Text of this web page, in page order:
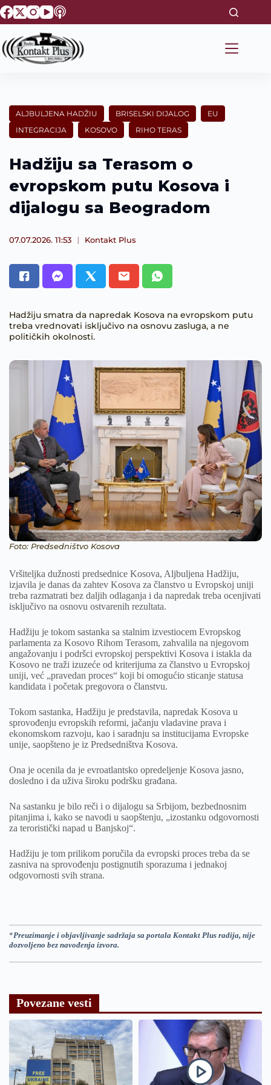
S
k
p
t
n
ALJBULJENA HADŽIU BRISELSKI DIJALOG
EU
INTEGRACIJA
KOSOVO RIHO TERAS
Hadžiju sa Terasom o
evropskom putu Kosova i
dijalogu sa Beogradom
07.07.2026. 11:53 Kontakt Plus
Hadžiju smatra da napredak Kosova na evropskom putu
treba vrednovati isključivo na osnovu zasluga, a ne
političkih okolnosti.
Foto: Predsedništvo Kosova
Vršiteljka dužnosti predsednice Kosova, Aljbuljena Hadžiju,
izjavila je danas da zahtev Kosova za članstvo u Evropskoj uniji
treba razmatrati bez daljih odlaganja i da napredak treba ocenjivati
isključivo na osnovu ostvarenih rezultata.
Hadžiju je tokom sastanka sa stalnim izvestiocem Evropskog
parlamenta za Kosovo Rihom Terasom, zahvalila na njegovom
angažovanju i podršci evropskoj perspektivi Kosova i istakla da
Kosovo ne traži izuzeće od kriterijuma za članstvo u Evropskoj
uniji, već „pravedan proces“ koji bi omogućio sticanje statusa
kandidata i početak pregovora o članstvu.
Tokom sastanka, Hadžiju je predstavila, napredak Kosova u
sprovođenju evropskih reformi, jačanju vladavine prava i
ekonomskom razvoju, kao i saradnju sa institucijama Evropske
unije, saopšteno je iz Predsedništva Kosova.
Ona je ocenila da je evroatlantsko opredeljenje Kosova jasno,
dosledno i da uživa široku podršku građana.
Na sastanku je bilo reči i o dijalogu sa Srbijom, bezbednosnim
pitanjima i, kako se navodi u saopštenju, „izostanku odgovornosti
za teroristički napad u Banjskoj“.
Hadžiju je tom prilikom poručila da evropski proces treba da se
zasniva na sprovođenju postignutih sporazuma i jednakoj
odgovornosti svih strana.
*Preuzimanje i objavljivanje sadržaja sa portala Kontakt Plus radija, nije
dozvoljeno bez navođenja izvora.
Povezane vesti